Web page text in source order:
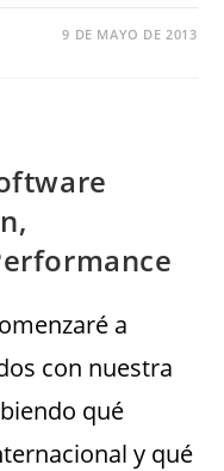
9 DE MAYO DE 2013
a
con nuestra
qué
y qué